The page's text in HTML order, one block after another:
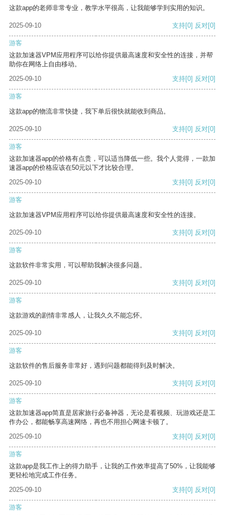
这款app的老师非常专业，教学水平很高，让我能够学到实用的知识。
2025-09-10 支持[0] 反对[0]
游客
这款加速器VPM应用程序可以给你提供最高速度和安全性的连接，并帮
助你在网络上自由移动。
2025-09-10
支持[0] 反对[0]
游客
这款app的物流非常快捷，我下单后很快就能收到商品。
2025-09-10 支持[0] 反对[0]
游客
这款加速器app的价格有点贵，可以适当降低一些。我个人觉得，一款加
速器app的价格应该在50元以下才比较合理。
2025-09-10
支持[0] 反对[0]
游客
这款加速器VPM应用程序可以给你提供最高速度和安全性的连接。
2025-09-10 支持[0] 反对[0]
游客
这款软件非常实用，可以帮助我解决很多问题。
2025-09-10 支持[0] 反对[0]
游客
这款游戏的剧情非常感人，让我久久不能忘怀。
2025-09-10 支持[0] 反对[0]
游客
这款软件的售后服务非常好，遇到问题都能得到及时解决。
2025-09-10 支持[0] 反对[0]
游客
这款加速器app简直是居家旅行必备神器，无论是看视频、玩游戏还是工
作办公，都能畅享高速网络，再也不用担心网速卡顿了。
2025-09-10
支持[0] 反对[0]
游客
这款app是我工作上的得力助手，让我的工作效率提高了50%，让我能够
更轻松地完成工作任务。
2025-09-10
支持[0] 反对[0]
游客